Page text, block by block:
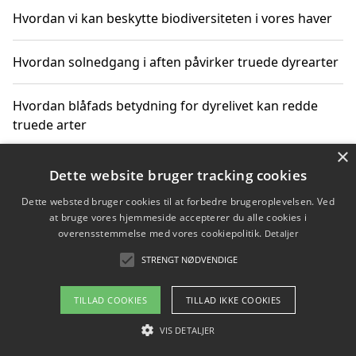
Hvordan vi kan beskytte biodiversiteten i vores haver
Hvordan solnedgang i aften påvirker truede dyrearter
Hvordan blåfads betydning for dyrelivet kan redde
truede arter
Hvordan kan gaver til unge voksne støtte bevarelsen
Copyright 2026 - Pilanto Aps
Om / kontakt
Blog Betingelser
×
Dette website bruger tracking cookies
Dette websted bruger cookies til at forbedre brugeroplevelsen. Ved
at bruge vores hjemmeside accepterer du alle cookies i
overensstemmelse med vores cookiepolitik. Detaljer
STRENGT NØDVENDIGE
TILLAD COOKIES TILLAD IKKE COOKIES
VIS DETALJER